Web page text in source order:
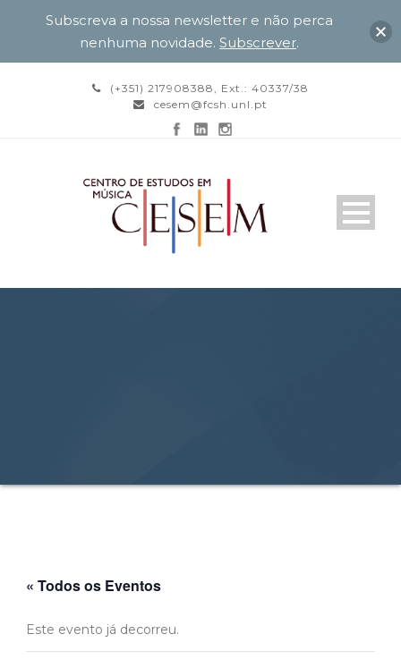
(+351) 217908388, Ext.: 40337/38
cesem@fcsh.unl.pt
« Todos os Eventos
Este evento já decorreu.
Subscreva a nossa newsletter e não perca
nenhuma novidade. Subscrever.